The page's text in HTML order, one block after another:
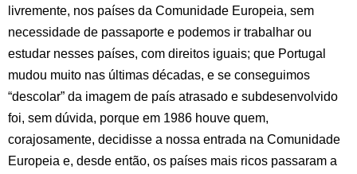
livremente, nos países da Comunidade Europeia, sem
necessidade de passaporte e podemos ir trabalhar ou
estudar nesses países, com direitos iguais; que Portugal
mudou muito nas últimas décadas, e se conseguimos
“descolar” da imagem de país atrasado e subdesenvolvido
foi, sem dúvida, porque em 1986 houve quem,
corajosamente, decidisse a nossa entrada na Comunidade
Europeia e, desde então, os países mais ricos passaram a